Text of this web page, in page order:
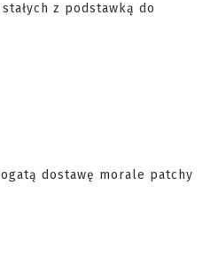
z podstawką do
dostawę morale patchy